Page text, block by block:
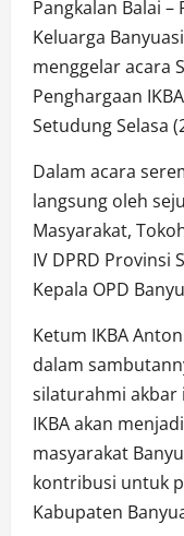
Pangkalan Balai –
Keluarga
menggelar acara
Penghargaan
Setudung Selasa
Dalam acara
langsung oleh
Masyarakat,
IV DPRD Provinsi
Kepala OPD
Ketum IKBA
dalam
silaturahmi akbar
IKBA akan
masyarakat
kontribusi untuk
Kabupaten